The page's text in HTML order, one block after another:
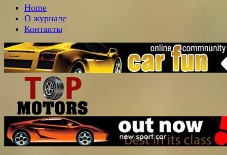
Home
О журнале
Контакты